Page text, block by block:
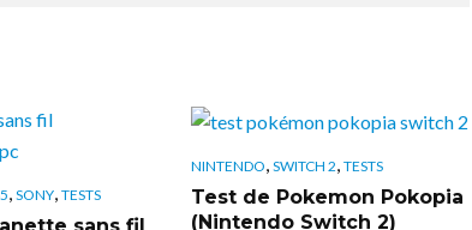
, SONY, TESTS
NINTENDO, SWITCH 2, TESTS
Test de Pokemon Pokopia
(Nintendo Switch 2)